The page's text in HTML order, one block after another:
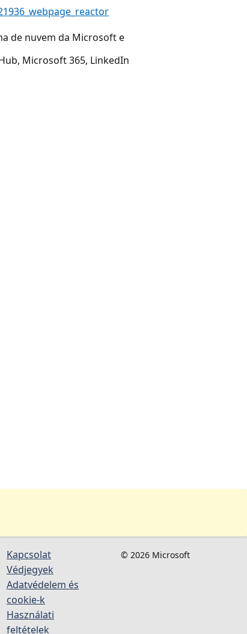
de nuvem da Microsoft e
Microsoft 365, LinkedIn
Kapcsolat
Védjegyek
Adatvédelem és
cookie-k
Használati
feltételek
© 2026 Microsoft